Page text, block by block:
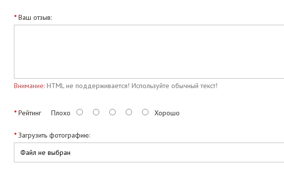
Ваш отзыв:
Внимание:HTML не поддерживается! Используйте обычный текст!
РейтингПлохо Хорошо
Загрузить фотографию:
Файл не выбран